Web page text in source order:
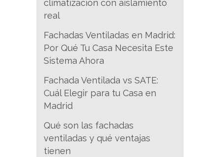
climatización con aislamiento
real
Fachadas Ventiladas en Madrid:
Por Qué Tu Casa Necesita Este
Sistema Ahora
Fachada Ventilada vs SATE:
Cuál Elegir para tu Casa en
Madrid
Qué son las fachadas
ventiladas y qué ventajas
tienen